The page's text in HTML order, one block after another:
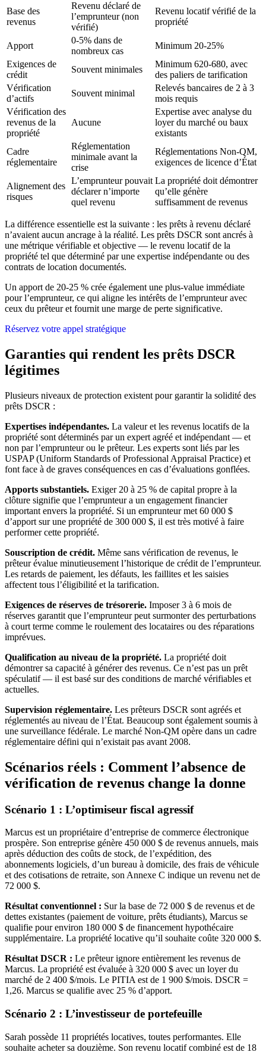
Base des
revenus
Revenu déclaré de
l’emprunteur (non
vérifié)
Revenu locatif vérifié de la
propriété
Apport
0-5% dans de
nombreux cas
Minimum 20-25%
Exigences de
crédit
Souvent minimales
Minimum 620-680, avec
des paliers de tarification
Vérification
d’actifs
Souvent minimal
Relevés bancaires de 2 à 3
mois requis
Vérification des
revenus de la
propriété
Aucune
Expertise avec analyse du
loyer du marché ou baux
existants
Cadre
réglementaire
Réglementation
minimale avant la
crise
Réglementations Non-QM,
exigences de licence d’État
Alignement des
risques
L’emprunteur pouvait
déclarer n’importe
quel revenu
La propriété doit démontrer
qu’elle génère
suffisamment de revenus
La différence essentielle est la suivante : les prêts à revenu déclaré
n’avaient aucun ancrage à la réalité. Les prêts DSCR sont ancrés à
une métrique vérifiable et objective — le revenu locatif de la
propriété tel que déterminé par une expertise indépendante ou des
contrats de location documentés.
Un apport de 20-25 % crée également une plus-value immédiate
pour l’emprunteur, ce qui aligne les intérêts de l’emprunteur avec
ceux du prêteur et fournit une marge de perte significative.
Réservez votre appel stratégique
Garanties qui rendent les prêts DSCR
légitimes
Plusieurs niveaux de protection existent pour garantir la solidité des
prêts DSCR :
Expertises indépendantes. La valeur et les revenus locatifs de la
propriété sont déterminés par un expert agréé et indépendant — et
non par l’emprunteur ou le prêteur. Les experts sont liés par les
USPAP (Uniform Standards of Professional Appraisal Practice) et
font face à de graves conséquences en cas d’évaluations gonflées.
Apports substantiels. Exiger 20 à 25 % de capital propre à la
clôture signifie que l’emprunteur a un engagement financier
important envers la propriété. Si un emprunteur met 60 000 $
d’apport sur une propriété de 300 000 $, il est très motivé à faire
performer cette propriété.
Souscription de crédit. Même sans vérification de revenus, le
prêteur évalue minutieusement l’historique de crédit de l’emprunteur.
Les retards de paiement, les défauts, les faillites et les saisies
affectent tous l’éligibilité et la tarification.
Exigences de réserves de trésorerie. Imposer 3 à 6 mois de
réserves garantit que l’emprunteur peut surmonter des perturbations
à court terme comme le roulement des locataires ou des réparations
imprévues.
Qualification au niveau de la propriété. La propriété doit
démontrer sa capacité à générer des revenus. Ce n’est pas un prêt
spéculatif — il est basé sur des conditions de marché vérifiables et
actuelles.
Supervision réglementaire. Les prêteurs DSCR sont agréés et
réglementés au niveau de l’État. Beaucoup sont également soumis à
une surveillance fédérale. Le marché Non-QM opère dans un cadre
réglementaire défini qui n’existait pas avant 2008.
Scénarios réels : Comment l’absence de
vérification de revenus change la donne
Scénario 1 : L’optimiseur fiscal agressif
Marcus est un propriétaire d’entreprise de commerce électronique
prospère. Son entreprise génère 450 000 $ de revenus annuels, mais
après déduction des coûts de stock, de l’expédition, des
abonnements logiciels, d’un bureau à domicile, des frais de véhicule
et des cotisations de retraite, son Annexe C indique un revenu net de
72 000 $.
Résultat conventionnel : Sur la base de 72 000 $ de revenus et de
dettes existantes (paiement de voiture, prêts étudiants), Marcus se
qualifie pour environ 180 000 $ de financement hypothécaire
supplémentaire. La propriété locative qu’il souhaite coûte 320 000 $.
Résultat DSCR : Le prêteur ignore entièrement les revenus de
Marcus. La propriété est évaluée à 320 000 $ avec un loyer du
marché de 2 400 $/mois. Le PITIA est de 1 900 $/mois. DSCR =
1,26. Marcus se qualifie avec 25 % d’apport.
Scénario 2 : L’investisseur de portefeuille
Sarah possède 11 propriétés locatives, toutes performantes. Elle
souhaite acheter sa douzième. Son revenu locatif combiné est de 18